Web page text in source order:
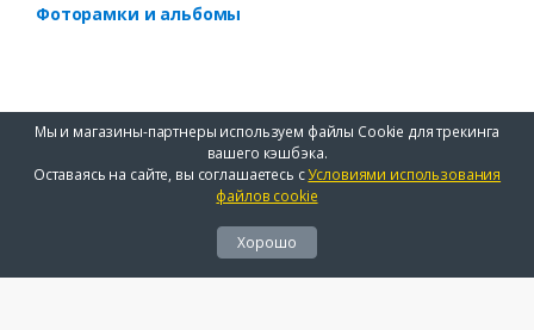
Фоторамки и альбомы
Мы и магазины-партнеры используем файлы Cookie для трекинга
вашего кэшбэка.
Оставаясь на сайте, вы соглашаетесь сУсловиями использования
файлов cookie
Хорошо